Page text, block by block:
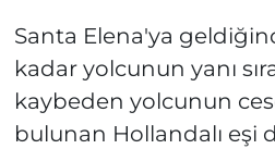
Santa Elena'ya
kadar yolcunun yanı
kaybeden yolcunun
bulunan Hollandalı eşi